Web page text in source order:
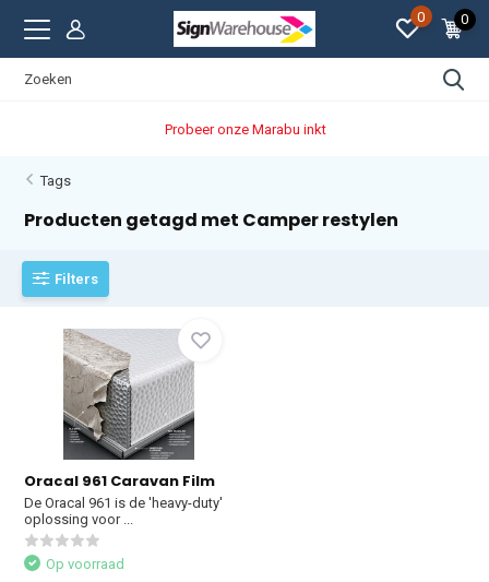
0 0
Probeer onze Marabu inkt
Tags
Producten getagd met Camper restylen
Filters
Oracal 961 Caravan Film
De Oracal 961 is de 'heavy-duty'
oplossing voor ...
Op voorraad